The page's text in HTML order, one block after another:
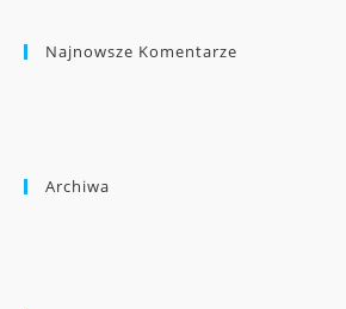
Najnowsze Komentarze
Archiwa